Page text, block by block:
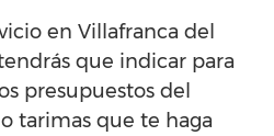
en Villafranca del
que indicar para
presupuestos del
tarimas que te haga